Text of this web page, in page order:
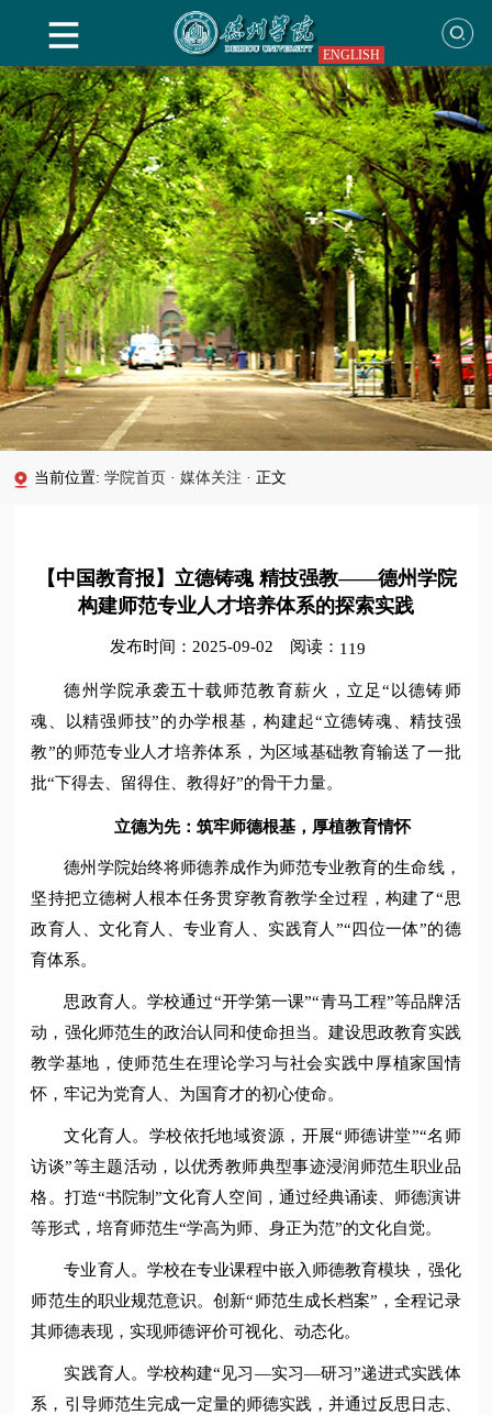
ENGLISH
当前位置:学院首页 · 媒体关注 · 正文
【中国教育报】立德铸魂 精技强教——德州学院
构建师范专业人才培养体系的探索实践
发布时间：2025-09-02 阅读： 119
德州学院承袭五十载师范教育薪火，立足“以德铸师
魂、以精强师技”的办学根基，构建起“立德铸魂、精技强
教”的师范专业人才培养体系，为区域基础教育输送了一批
批“下得去、留得住、教得好”的骨干力量。
立德为先：筑牢师德根基，厚植教育情怀
德州学院始终将师德养成作为师范专业教育的生命线，
坚持把立德树人根本任务贯穿教育教学全过程，构建了“思
政育人、文化育人、专业育人、实践育人”“四位一体”的德
育体系。
思政育人。学校通过“开学第一课”“青马工程”等品牌活
动，强化师范生的政治认同和使命担当。建设思政教育实践
教学基地，使师范生在理论学习与社会实践中厚植家国情
怀，牢记为党育人、为国育才的初心使命。
文化育人。学校依托地域资源，开展“师德讲堂”“名师
访谈”等主题活动，以优秀教师典型事迹浸润师范生职业品
格。打造“书院制”文化育人空间，通过经典诵读、师德演讲
等形式，培育师范生“学高为师、身正为范”的文化自觉。
专业育人。学校在专业课程中嵌入师德教育模块，强化
师范生的职业规范意识。创新“师范生成长档案”，全程记录
其师德表现，实现师德评价可视化、动态化。
实践育人。学校构建“见习—实习—研习”递进式实践体
系，引导师范生完成一定量的师德实践，并通过反思日志、